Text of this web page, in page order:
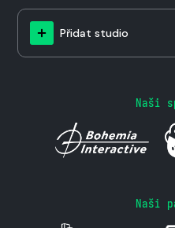
Přidat studio
Naši
Naši